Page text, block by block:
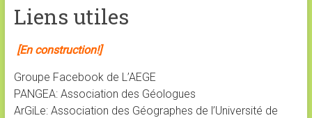
Liens utiles
[En construction!]
Groupe Facebook de L’AEGE
PANGEA: Association des Géologues
ArGiLe: Association des Géographes de l’Université de